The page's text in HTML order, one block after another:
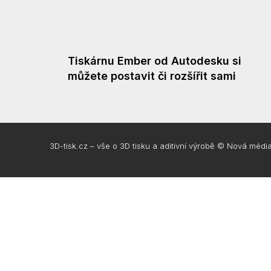
Tiskárnu Ember od Autodesku si
můžete postavit či rozšířit sami
3D-tisk.cz – vše o 3D tisku a aditivní výrobě © Nová